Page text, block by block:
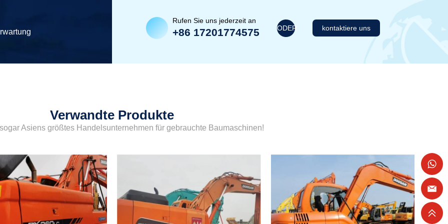
Rufen Sie uns jederzeit an
+86 17201774575 ODER kontaktiere uns
Verwandte Produkte
Asiens größtes Handelsunternehmen für gebrauchte Baumaschinen!